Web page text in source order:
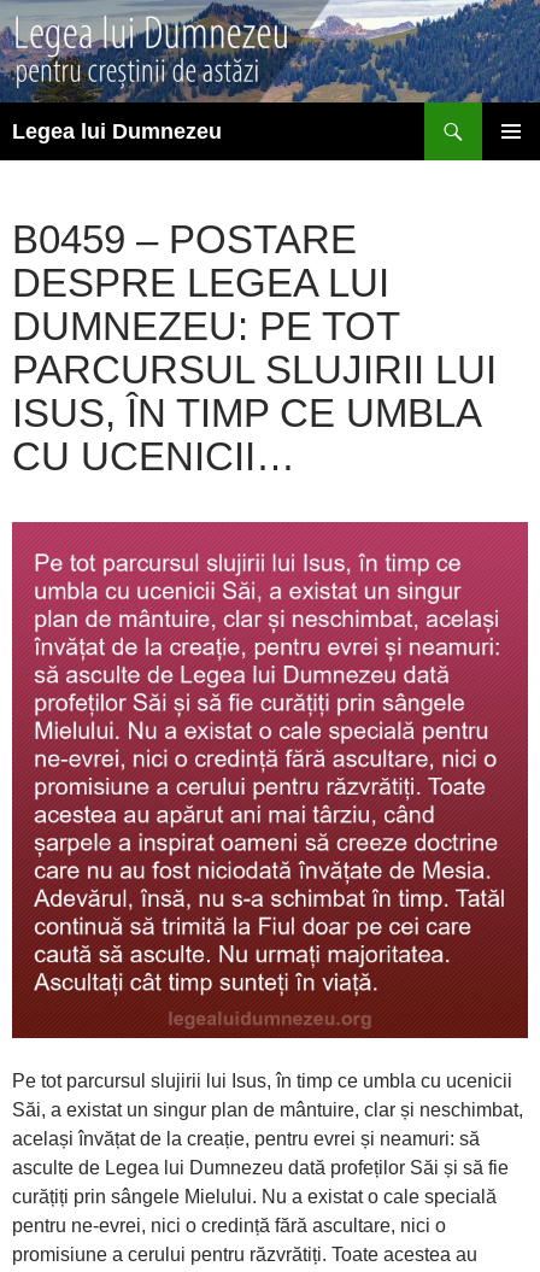
Sari
la
conținut
Legea lui Dumnezeu
B0459 – POSTARE
DESPRE LEGEA LUI
DUMNEZEU: PE TOT
PARCURSUL SLUJIRII LUI
ISUS, ÎN TIMP CE UMBLA
CU UCENICII…
Pe tot parcursul slujirii lui Isus, în timp ce umbla cu ucenicii
Săi, a existat un singur plan de mântuire, clar și neschimbat,
același învățat de la creație, pentru evrei și neamuri: să
asculte de Legea lui Dumnezeu dată profeților Săi și să fie
curățiți prin sângele Mielului. Nu a existat o cale specială
pentru ne-evrei, nici o credință fără ascultare, nici o
promisiune a cerului pentru răzvrătiți. Toate acestea au